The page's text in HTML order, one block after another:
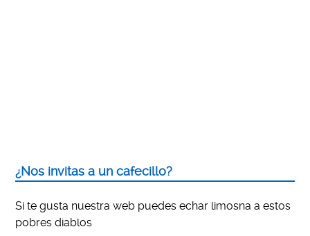
¿Nos invitas a un cafecillo?
Si te gusta nuestra web puedes echar limosna a estos
pobres diablos